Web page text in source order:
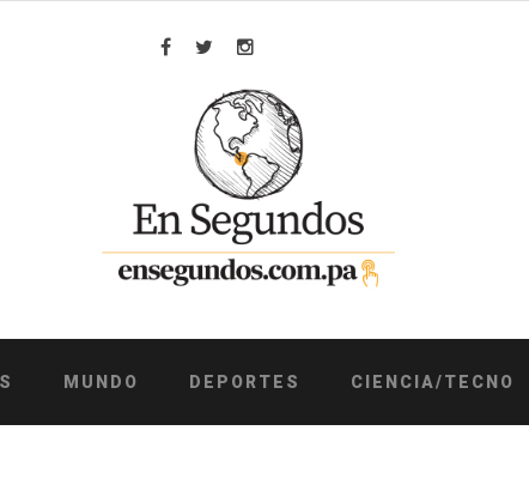
Facebook
TwitterInstagram
MUNDO DEPORTES CIENCIA/TECNO